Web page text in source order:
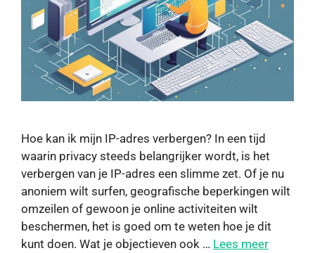
Hoe kan ik mijn IP-adres verbergen? In een tijd
waarin privacy steeds belangrijker wordt, is het
verbergen van je IP-adres een slimme zet. Of je nu
anoniem wilt surfen, geografische beperkingen wilt
omzeilen of gewoon je online activiteiten wilt
beschermen, het is goed om te weten hoe je dit
kunt doen. Wat je objectieven ook … Lees meer